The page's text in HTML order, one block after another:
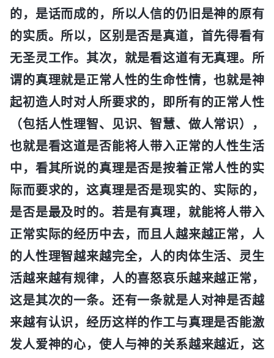
的，是话而成的，所以人信的仍旧是神的原有
的实质。所以，区别是否是真道，首先得看有
无圣灵工作。其次，就是看这道有无真理。所
谓的真理就是正常人性的生命性情，也就是神
起初造人时对人所要求的，即所有的正常人性
（包括人性理智、见识、智慧、做人常识），
也就是看这道是否能将人带入正常的人性生活
中，看其所说的真理是否是按着正常人性的实
际而要求的，这真理是否是现实的、实际的，
是否是最及时的。若是有真理，就能将人带入
正常实际的经历中去，而且人越来越正常，人
的人性理智越来越完全，人的肉体生活、灵生
活越来越有规律，人的喜怒哀乐越来越正常，
这是其次的一条。还有一条就是人对神是否越
来越有认识，经历这样的作工与真理是否能激
发人爱神的心，使人与神的关系越来越近，这